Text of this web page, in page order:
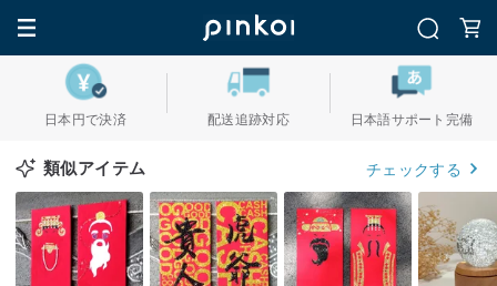
日本円で決済 配送追跡対応 日本語サポート完備
類似アイテム チェックする